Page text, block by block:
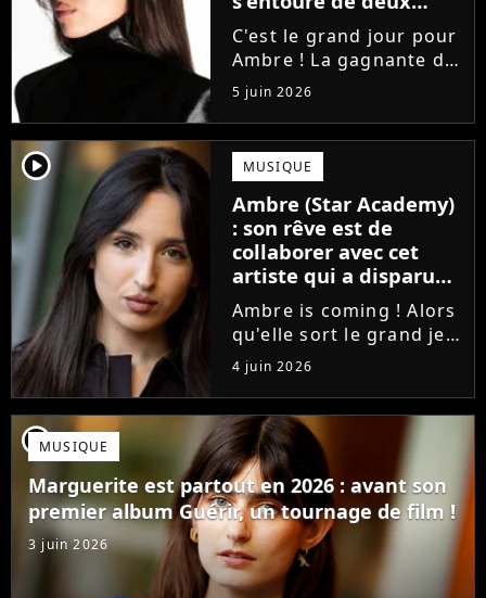
proches de Slimane
C'est le grand jour pour
Ambre ! La gagnante de
la Star Academy fait ses
premiers pas dans
l'industrie en publiant
J'me demande, un
premier single que la
chanteuse a
confectionné avec...
5 juin 2026
player2 MUSIQUE
Ambre (Star Academy)
: son rêve est de
collaborer avec cet
artiste qui a disparu
des radars, "c'est un
génie"
Ambre is coming ! Alors
qu'elle sort le grand jeu
cette semaine en
publiant son premier
single J'me demande, la
gagnante de la Star
Academy affiche
clairement ses
ambitions. Son rêve...
4 juin 2026
player2MUSIQUE
Marguerite est partout en 2026 : avant son
premier album Guérir, un tournage de film !
3 juin 2026